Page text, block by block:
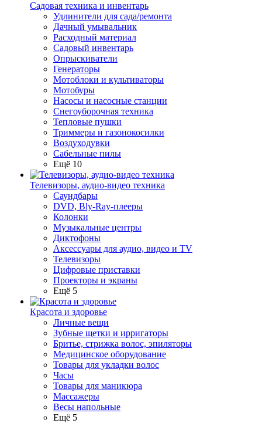
Садовая техника и инвентарь
Удлинители для сада/ремонта
Дачный умывальник
Расходный материал
Садовый инвентарь
Опрыскиватели
Генераторы
Мотоблоки и культиваторы
Мотобуры
Насосы и насосные станции
Снегоуборочная техника
Тепловые пушки
Триммеры и газонокосилки
Воздуходувки
Сабельные пилы
Ещё 10
Телевизоры, аудио-видео техника
Саундбары
DVD, Bly-Ray-плееры
Колонки
Музыкальные центры
Диктофоны
Аксессуары для аудио, видео и TV
Телевизоры
Цифровые приставки
Проекторы и экраны
Ещё 5
Красота и здоровье
Личные вещи
Зубные щетки и ирригаторы
Бритье, стрижка волос, эпиляторы
Медицинское оборудование
Товары для укладки волос
Часы
Товары для маникюра
Массажеры
Весы напольные
Ещё 5